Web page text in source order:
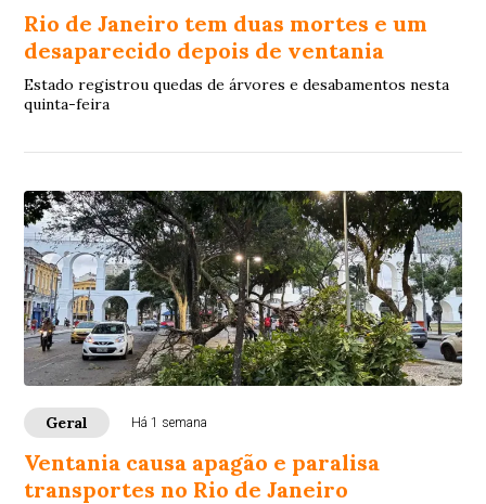
Rio de Janeiro tem duas mortes e um
desaparecido depois de ventania
Estado registrou quedas de árvores e desabamentos nesta
quinta-feira
Geral Há 1 semana
Ventania causa apagão e paralisa
transportes no Rio de Janeiro